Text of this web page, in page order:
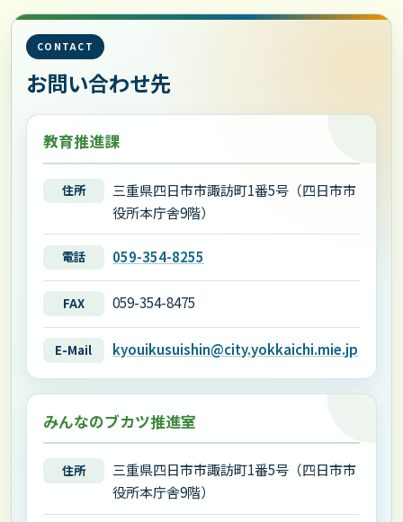
CONTACT
お問い合わせ先
教育推進課
住所
三重県四日市市諏訪町1番5号（四日市市
役所本庁舎9階）
電話 059-354-8255
FAX 059-354-8475
E-Mail kyouikusuishin@city.yokkaichi.mie.jp
みんなのブカツ推進室
住所
三重県四日市市諏訪町1番5号（四日市市
役所本庁舎9階）